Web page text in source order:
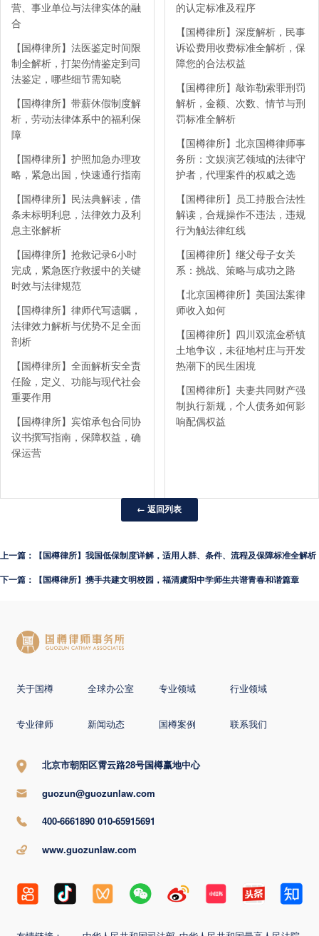
营、事业单位与法律实体的融
合
【国樽律所】法医鉴定时间限
制全解析，打架伤情鉴定到司
法鉴定，哪些细节需知晓
【国樽律所】带薪休假制度解
析，劳动法律体系中的福利保
障
【国樽律所】护照加急办理攻
略，紧急出国，快速通行指南
【国樽律所】民法典解读，借
条未标明利息，法律效力及利
息主张解析
【国樽律所】抢救记录6小时
完成，紧急医疗救援中的关键
时效与法律规范
【国樽律所】律师代写遗嘱，
法律效力解析与优势不足全面
剖析
【国樽律所】全面解析安全责
任险，定义、功能与现代社会
重要作用
【国樽律所】宾馆承包合同协
议书撰写指南，保障权益，确
保运营
的认定标准及程序
【国樽律所】深度解析，民事
诉讼费用收费标准全解析，保
障您的合法权益
【国樽律所】敲诈勒索罪刑罚
解析，金额、次数、情节与刑
罚标准全解析
【国樽律所】北京国樽律师事
务所：文娱演艺领域的法律守
护者，代理案件的权威之选
【国樽律所】员工持股合法性
解读，合规操作不违法，违规
行为触法律红线
【国樽律所】继父母子女关
系：挑战、策略与成功之路
【北京国樽律所】美国法案律
师收入如何
【国樽律所】四川双流金桥镇
土地争议，未征地村庄与开发
热潮下的民生困境
【国樽律所】夫妻共同财产强
制执行新规，个人债务如何影
响配偶权益
← 返回列表
上一篇：【国樽律所】我国低保制度详解，适用人群、条件、流程及保障标准全解析
下一篇：【国樽律所】携手共建文明校园，福清虞阳中学师生共谱青春和谐篇章
关于国樽 全球办公室 专业领域 行业领域
专业律师 新闻动态 国樽案例 联系我们
北京市朝阳区霄云路28号国樽赢地中心
guozun@guozunlaw.com
400-6661890 010-65915691
www.guozunlaw.com